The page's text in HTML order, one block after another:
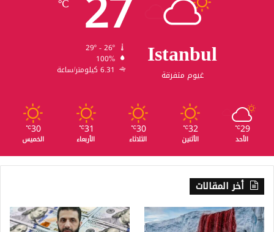
Istanbul
غيوم متفرقة
100%
6.31 كيلومتر/ساعة
29
℃
الأحد
32
℃
الأثنين
30
℃
الثلاثاء
31
℃
الأربعاء
30
℃
الخميس
أخر المقالات